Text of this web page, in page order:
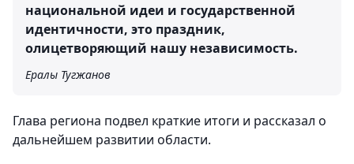
национальной идеи и государственной
идентичности, это праздник,
олицетворяющий нашу независимость.
Ералы Тугжанов
Глава региона подвел краткие итоги и рассказал о
дальнейшем развитии области.